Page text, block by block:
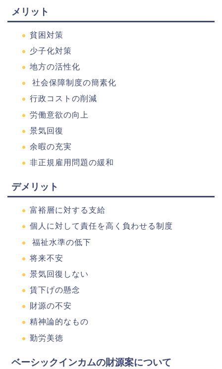
メリット
貧困対策
少子化対策
地方の活性化
社会保障制度の簡素化
行政コストの削減
労働意欲の向上
景気回復
余暇の充実
非正規雇用問題の緩和
デメリット
富裕層に対する支給
個人に対して責任を高く負わせる制度
福祉水準の低下
将来不安
景気回復しない
賃下げの懸念
財源の不安
精神論的なもの
勤労美徳
ベーシックインカムの財源案について